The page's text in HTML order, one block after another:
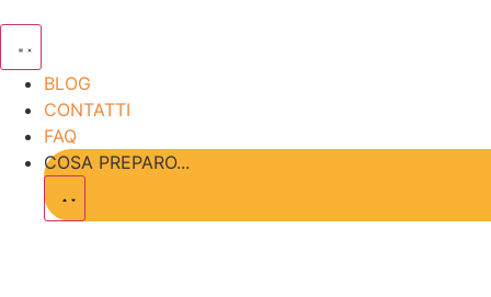
BLOG
CONTATTI
FAQ
COSA PREPARO...